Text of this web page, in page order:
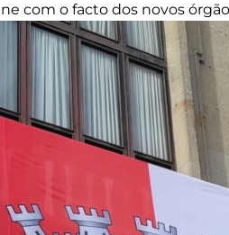
com o facto dos novos